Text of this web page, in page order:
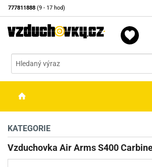
777811888 (9 - 17 hod)
OPTIKA
STŘELIVO
KATEGORIE
Vzduchovka Air Arms S400